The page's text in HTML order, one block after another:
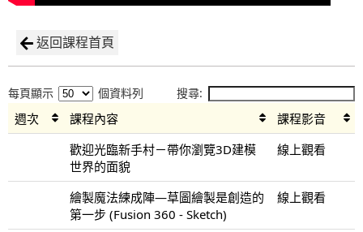
返回課程首頁
每頁顯示 個資料列 搜尋:
週次 課程內容
課程影音
歡迎光臨新手村－帶你瀏覽3D建模
世界的面貌
線上觀看
繪製魔法練成陣—草圖繪製是創造的
第一步 (Fusion 360 - Sketch)
線上觀看